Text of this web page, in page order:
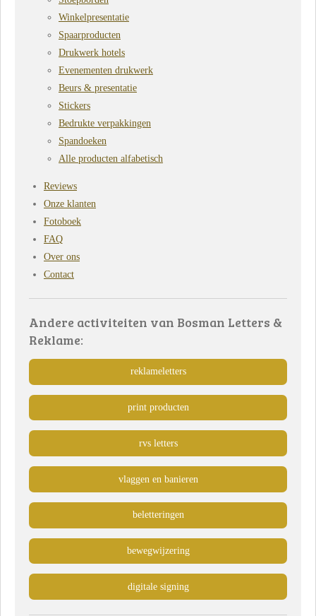
Winkelpresentatie
Spaarproducten
Drukwerk hotels
Evenementen drukwerk
Beurs & presentatie
Stickers
Bedrukte verpakkingen
Spandoeken
Alle producten alfabetisch
Reviews
Onze klanten
Fotoboek
FAQ
Over ons
Contact
Andere activiteiten van Bosman Letters &
Reklame:
reklameletters
print producten
rvs letters
vlaggen en banieren
beletteringen
bewegwijzering
digitale signing